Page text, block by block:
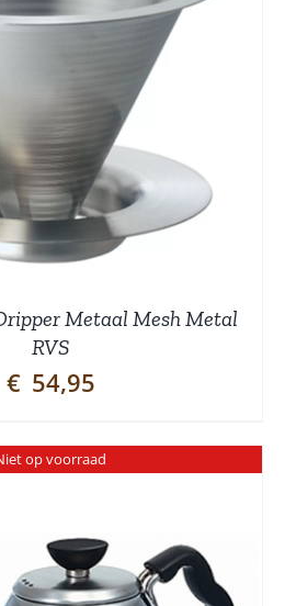
Metaal Mesh Metal
RVS
€ 54,95
op voorraad